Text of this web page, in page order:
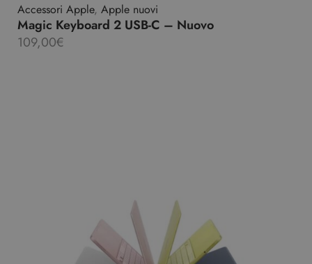
Accessori Apple, Apple nuovi
Magic Keyboard 2 USB-C – Nuovo
109,00€